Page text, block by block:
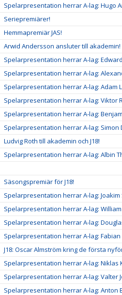
Spelarpresentation herrar A-lag: Hugo
Seriepremiärer!
Hemmapremiär JAS!
Arwid Andersson ansluter till akademin!
Spelarpresentation herrar A-lag:
Spelarpresentation herrar A-lag:
Spelarpresentation herrar A-lag: Adam
Spelarpresentation herrar A-lag: Viktor
Spelarpresentation herrar A-lag:
Spelarpresentation herrar A-lag: Simon
Ludvig Roth till akademin och J18!
Spelarpresentation herrar A-lag: Albin
Säsongspremiär för J18!
Spelarpresentation herrar A-lag: Joakim
Spelarpresentation herrar A-lag: William
Spelarpresentation herrar A-lag:
Spelarpresentation herrar A-lag:
J18: Oscar Almström kring de första
Spelarpresentation herrar A-lag: Niklas
Spelarpresentation herrar A-lag: Valter
Spelarpresentation herrar A-lag: Anton